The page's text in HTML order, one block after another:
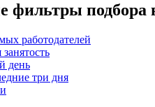
фильтры подбора
работодателей
день
три дня